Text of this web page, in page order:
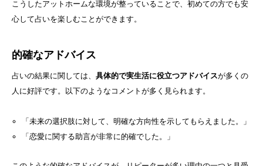
こうしたアットホームな環境が整っていることで、初めての方でも安
心して占いを楽しむことができます。
的確なアドバイス
占いの結果に関しては、 具体的で実生活に役立つアドバイスが多くの
人に好評です。以下のようなコメントが多く見られます。
「未来の選択肢に対して、明確な方向性を示してもらえました。」
「恋愛に関する助言が非常に的確でした。」